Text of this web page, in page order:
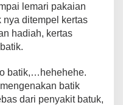
lemari pakaian
nya ditempel kertas
hadiah, kertas
batik,…hehehehe.
batik
dari penyakit batuk,